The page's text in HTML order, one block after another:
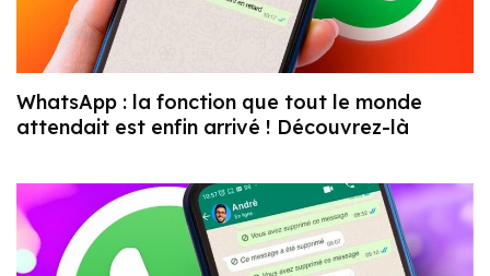
WhatsApp : la fonction que tout le monde
attendait est enfin arrivé ! Découvrez-là